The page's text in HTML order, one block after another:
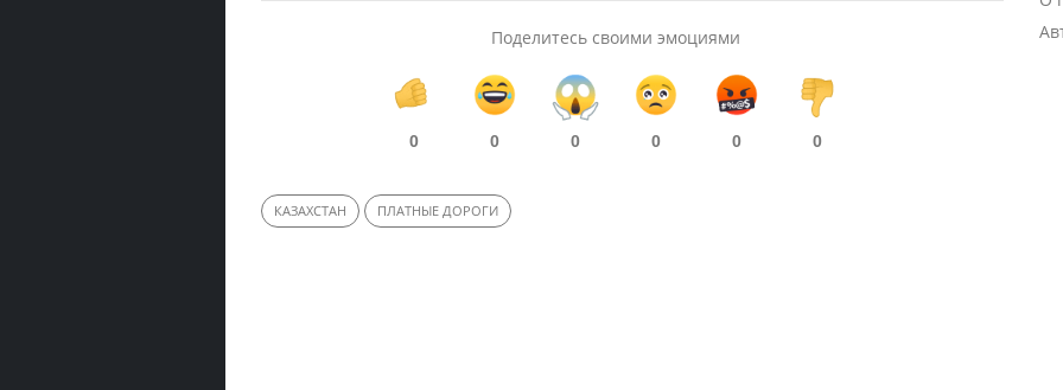
Поделитесь своими эмоциями
0 0 0 0 0 0
КАЗАХСТАН ПЛАТНЫЕ ДОРОГИ